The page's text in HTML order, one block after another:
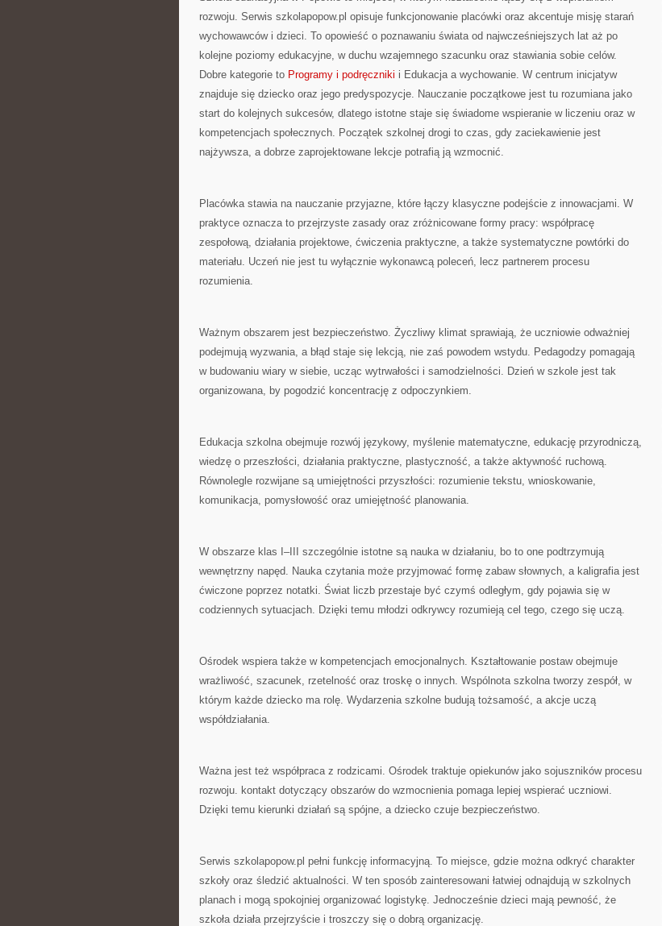
rozwoju. Serwis szkolapopow.pl opisuje funkcjonowanie placówki oraz akcentuje misję starań
wychowawców i dzieci. To opowieść o poznawaniu świata od najwcześniejszych lat aż po
kolejne poziomy edukacyjne, w duchu wzajemnego szacunku oraz stawiania sobie celów.
Dobre kategorie to Programy i podręczniki i Edukacja a wychowanie. W centrum inicjatyw
znajduje się dziecko oraz jego predyspozycje. Nauczanie początkowe jest tu rozumiana jako
start do kolejnych sukcesów, dlatego istotne staje się świadome wspieranie w liczeniu oraz w
kompetencjach społecznych. Początek szkolnej drogi to czas, gdy zaciekawienie jest
najżywsza, a dobrze zaprojektowane lekcje potrafią ją wzmocnić.
Placówka stawia na nauczanie przyjazne, które łączy klasyczne podejście z innowacjami. W
praktyce oznacza to przejrzyste zasady oraz zróżnicowane formy pracy: współpracę
zespołową, działania projektowe, ćwiczenia praktyczne, a także systematyczne powtórki do
materiału. Uczeń nie jest tu wyłącznie wykonawcą poleceń, lecz partnerem procesu
rozumienia.
Ważnym obszarem jest bezpieczeństwo. Życzliwy klimat sprawiają, że uczniowie odważniej
podejmują wyzwania, a błąd staje się lekcją, nie zaś powodem wstydu. Pedagodzy pomagają
w budowaniu wiary w siebie, ucząc wytrwałości i samodzielności. Dzień w szkole jest tak
organizowana, by pogodzić koncentrację z odpoczynkiem.
Edukacja szkolna obejmuje rozwój językowy, myślenie matematyczne, edukację przyrodniczą,
wiedzę o przeszłości, działania praktyczne, plastyczność, a także aktywność ruchową.
Równolegle rozwijane są umiejętności przyszłości: rozumienie tekstu, wnioskowanie,
komunikacja, pomysłowość oraz umiejętność planowania.
W obszarze klas I–III szczególnie istotne są nauka w działaniu, bo to one podtrzymują
wewnętrzny napęd. Nauka czytania może przyjmować formę zabaw słownych, a kaligrafia jest
ćwiczone poprzez notatki. Świat liczb przestaje być czymś odległym, gdy pojawia się w
codziennych sytuacjach. Dzięki temu młodzi odkrywcy rozumieją cel tego, czego się uczą.
Ośrodek wspiera także w kompetencjach emocjonalnych. Kształtowanie postaw obejmuje
wrażliwość, szacunek, rzetelność oraz troskę o innych. Wspólnota szkolna tworzy zespół, w
którym każde dziecko ma rolę. Wydarzenia szkolne budują tożsamość, a akcje uczą
współdziałania.
Ważna jest też współpraca z rodzicami. Ośrodek traktuje opiekunów jako sojuszników procesu
rozwoju. kontakt dotyczący obszarów do wzmocnienia pomaga lepiej wspierać uczniowi.
Dzięki temu kierunki działań są spójne, a dziecko czuje bezpieczeństwo.
Serwis szkolapopow.pl pełni funkcję informacyjną. To miejsce, gdzie można odkryć charakter
szkoły oraz śledzić aktualności. W ten sposób zainteresowani łatwiej odnajdują w szkolnych
planach i mogą spokojniej organizować logistykę. Jednocześnie dzieci mają pewność, że
szkoła działa przejrzyście i troszczy się o dobrą organizację.